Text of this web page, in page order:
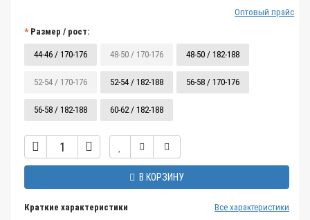
Оптовый прайс
Размер / рост:
44-46 / 170-176 48-50 / 170-176 48-50 / 182-188
52-54 / 170-176 52-54 / 182-188 56-58 / 170-176
56-58 / 182-188 60-62 / 182-188
В КОРЗИНУ
Краткие характеристики Все характеристики